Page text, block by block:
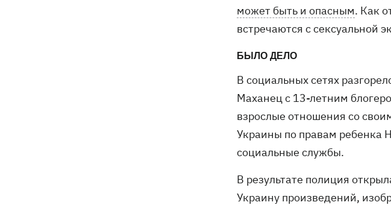
может быть и опасным. Как
встречаются с сексуальной
БЫЛО ДЕЛО
В социальных сетях
Маханец с 13-летним
взрослые отношения со
Украины по правам ребенка
социальные службы.
В результате полиция
Украину произведений,